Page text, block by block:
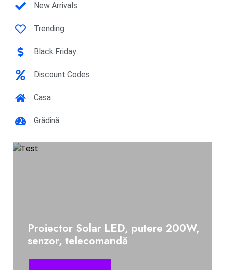
New Arrivals
Trending
Black Friday
Discount Codes
Casa
Grădină
Proiector Solar LED, putere 200W,
senzor, telecomandă